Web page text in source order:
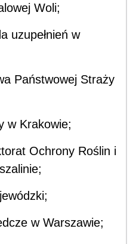
Woli;
uzupełnień w
Państwowej Straży
w Krakowie;
Ochrony Roślin i
w Warszawie;